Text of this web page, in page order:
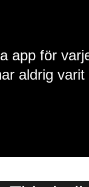
app för
aldrig varit